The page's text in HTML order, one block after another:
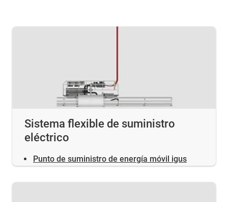
Sistema flexible de suministro
eléctrico
Punto de suministro de energía móvil igus